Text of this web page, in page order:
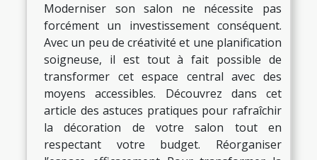
Moderniser son salon ne nécessite pas
forcément un investissement conséquent.
Avec un peu de créativité et une planification
soigneuse, il est tout à fait possible de
transformer cet espace central avec des
moyens accessibles. Découvrez dans cet
article des astuces pratiques pour rafraîchir
la décoration de votre salon tout en
respectant votre budget. Réorganiser